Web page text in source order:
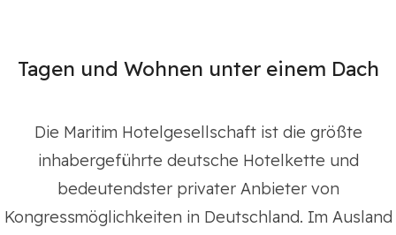
Tagen und Wohnen unter einem Dach
Die Maritim Hotelgesellschaft ist die größte
inhabergeführte deutsche Hotelkette und
bedeutendster privater Anbieter von
Kongressmöglichkeiten in Deutschland. Im Ausland